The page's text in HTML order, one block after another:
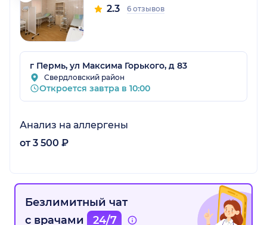
2.3 6 отзывов
г Пермь, ул Максима Горького, д 83
Свердловский район
Откроется завтра в 10:00
Анализ на аллергены
от 3 500 ₽
Безлимитный чат
с врачами
24/7